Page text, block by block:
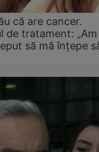
că are cancer.
de tratament:
să mă înțepe